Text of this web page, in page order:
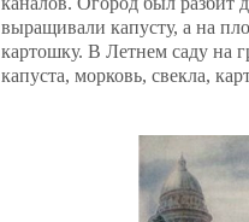
выращивали капусту, а на
картошку. В Летнем саду на
капуста, морковь, свекла,